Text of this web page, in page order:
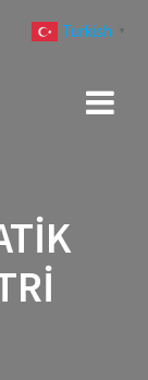
Turkish ▼